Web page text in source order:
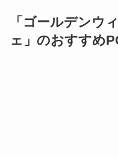
「ゴールデンウ
ェ」のおすすめ